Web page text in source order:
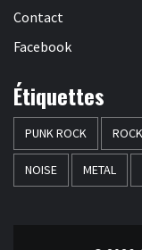
Contact
Facebook
Étiquettes
PUNK ROCK ROCK
NOISE METAL